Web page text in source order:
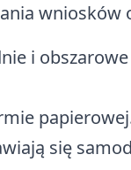
i
się